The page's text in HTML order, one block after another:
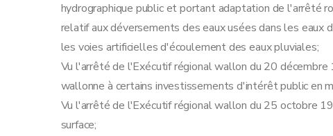
hydrographique public et portant adaptation de l'arrêté
relatif aux déversements des eaux usées dans les eaux
les voies artificielles d'écoulement des eaux pluviales;
Vu l'arrêté de l'Exécutif régional wallon du 20
wallonne à certains investissements d'intérêt public en
Vu l'arrêté de l'Exécutif régional wallon du 25 octobre
surface;